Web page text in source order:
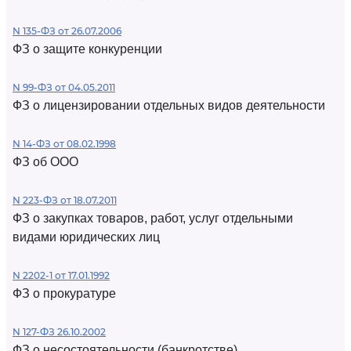
N 135-ФЗ от 26.07.2006
ФЗ о защите конкуренции
N 99-ФЗ от 04.05.2011
ФЗ о лицензировании отдельных видов деятельности
N 14-ФЗ от 08.02.1998
ФЗ об ООО
N 223-ФЗ от 18.07.2011
ФЗ о закупках товаров, работ, услуг отдельными
видами юридических лиц
N 2202-1 от 17.01.1992
ФЗ о прокуратуре
N 127-ФЗ 26.10.2002